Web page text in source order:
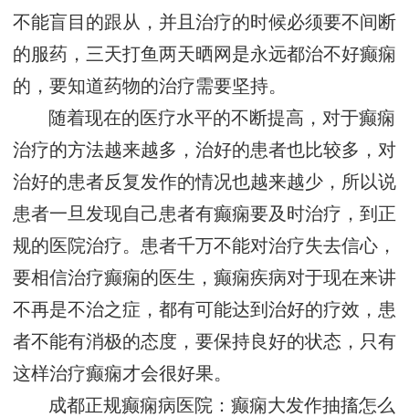
不能盲目的跟从，并且治疗的时候必须要不间断
的服药，三天打鱼两天晒网是永远都治不好癫痫
的，要知道药物的治疗需要坚持。
随着现在的医疗水平的不断提高，对于癫痫
治疗的方法越来越多，治好的患者也比较多，对
治好的患者反复发作的情况也越来越少，所以说
患者一旦发现自己患者有癫痫要及时治疗，到正
规的医院治疗。患者千万不能对治疗失去信心，
要相信治疗癫痫的医生，癫痫疾病对于现在来讲
不再是不治之症，都有可能达到治好的疗效，患
者不能有消极的态度，要保持良好的状态，只有
这样治疗癫痫才会很好果。
成都正规癫痫病医院：癫痫大发作抽搐怎么